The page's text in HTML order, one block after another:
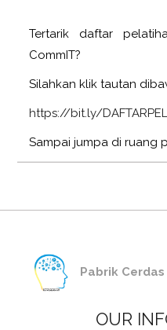
Tertarik daftar
CommIT?
Silahkan klik tautan
https://bit.ly/
Sampai jumpa di ruang
Pabrik Cerdas
OUR